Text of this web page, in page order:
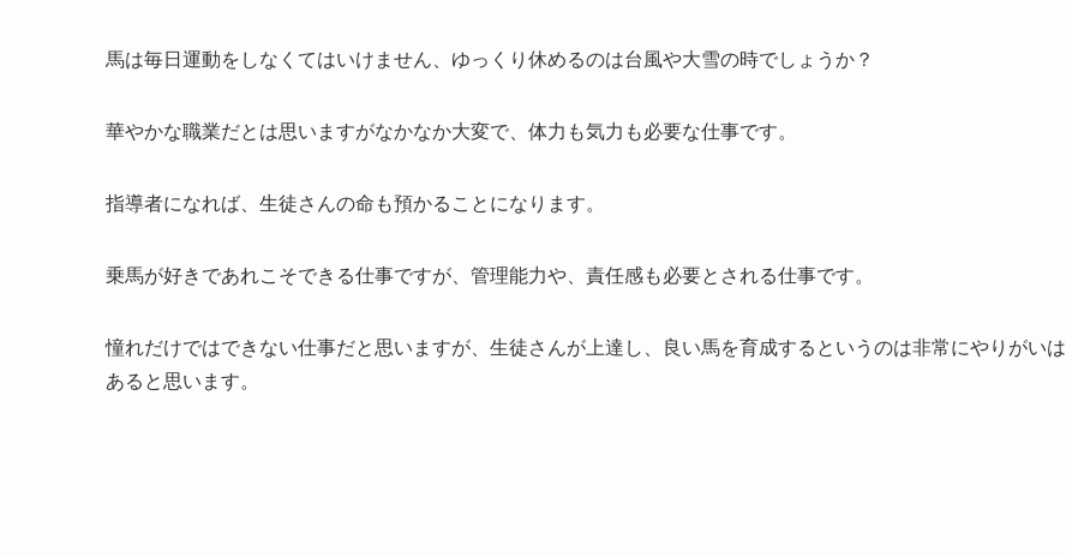
馬は毎日運動をしなくてはいけません、ゆっくり休めるのは台風や大雪の時でしょうか？
華やかな職業だとは思いますがなかなか大変で、体力も気力も必要な仕事です。
指導者になれば、生徒さんの命も預かることになります。
乗馬が好きであれこそできる仕事ですが、管理能力や、責任感も必要とされる仕事です。
憧れだけではできない仕事だと思いますが、生徒さんが上達し、良い馬を育成するというのは非常にやりがいは
あると思います。